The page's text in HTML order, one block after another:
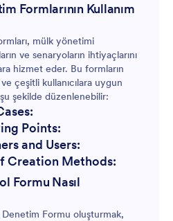
Formlarının Kullanım
mülk yönetimi
ve senaryoların ihtiyaçlarını
hizmet eder. Bu formların
çeşitli kullanıcılara uygun
şekilde düzenlenebilir:
Points:
and Users:
Creation Methods:
Formu Nasıl
Formu oluşturmak,